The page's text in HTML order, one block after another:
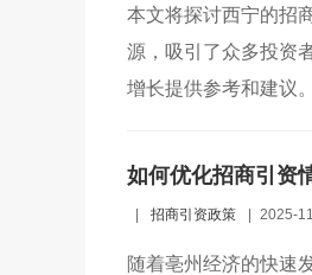
本文将探讨西宁的招
源，吸引了众多投资
增长提供参考和建议
如何优化招商引资
招商引资政策 2025-
随着亳州经济的快速